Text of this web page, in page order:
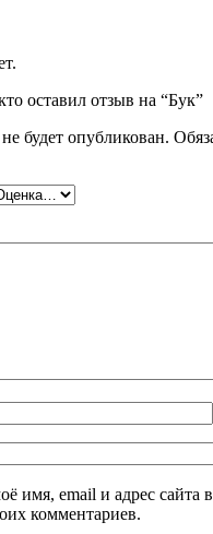
оставил отзыв на “Бук”
будет опубликован.
имя, email и адрес сайта
комментариев.